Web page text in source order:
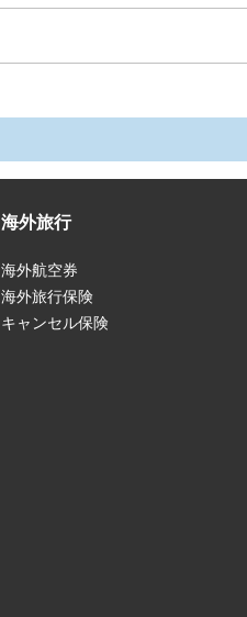
海外旅行
海外航空券
海外旅行保険
キャンセル保険